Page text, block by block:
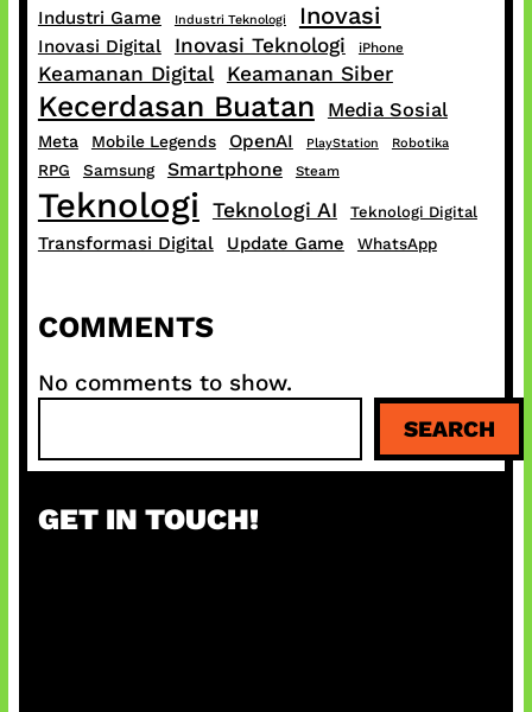
Industri Game Industri Teknologi Inovasi
Inovasi Digital Inovasi Teknologi iPhone
Keamanan Digital Keamanan Siber
Kecerdasan Buatan Media Sosial
Meta Mobile Legends OpenAI PlayStation Robotika
RPG Samsung Smartphone Steam
Teknologi Teknologi AI Teknologi Digital
Transformasi Digital Update Game WhatsApp
COMMENTS
No comments to show.
a
c
SEARCH
GET IN TOUCH!